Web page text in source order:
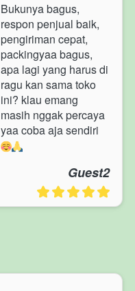
Bukunya bagus,
respon penjual baik,
pengiriman cepat,
packingyaa bagus,
apa lagi yang harus di
ragu kan sama toko
ini? klau emang
masih nggak percaya
Guest2